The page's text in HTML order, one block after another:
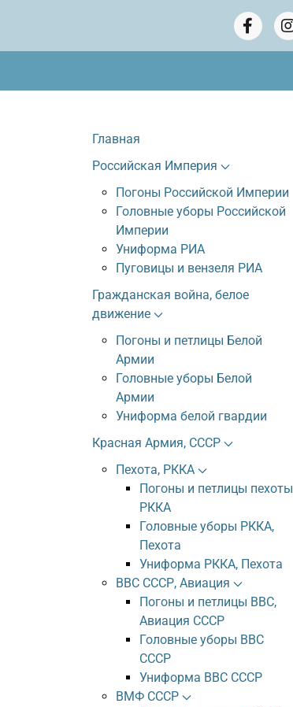
Главная
Российская Империя
Погоны Российской Империи
Головные уборы Российской
Империи
Униформа РИА
Пуговицы и вензеля РИА
Гражданская война, белое
движение
Погоны и петлицы Белой
Армии
Головные уборы Белой
Армии
Униформа белой гвардии
Красная Армия, СССР
Пехота, РККА
Погоны и петлицы пехоты
РККА
Головные уборы РККА,
Пехота
Униформа РККА, Пехота
ВВС СССР, Авиация
Погоны и петлицы ВВС,
Авиация СССР
Головные уборы ВВС
СССР
Униформа ВВС СССР
ВМФ СССР